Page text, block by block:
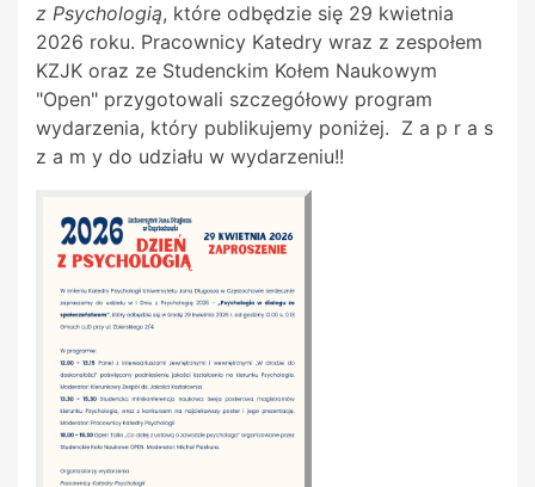
z Psychologią, które odbędzie się 29 kwietnia
2026 roku. Pracownicy Katedry wraz z zespołem
KZJK oraz ze Studenckim Kołem Naukowym
"Open" przygotowali szczegółowy program
wydarzenia, który publikujemy poniżej. Z a p r a s
z a m y do udziału w wydarzeniu!!